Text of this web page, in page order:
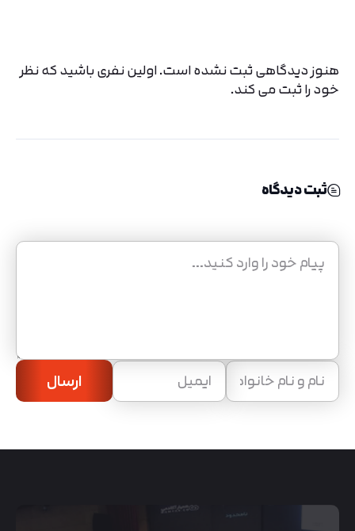
هنوز دیدگاهی ثبت نشده است. اولین نفری باشید که نظر
خود را ثبت می کند.
ثبت دیدگاه
ارسال